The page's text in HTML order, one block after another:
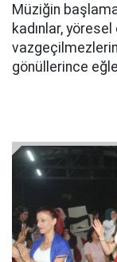
Müziğin
kadınlar, yöresel
gönüllerince